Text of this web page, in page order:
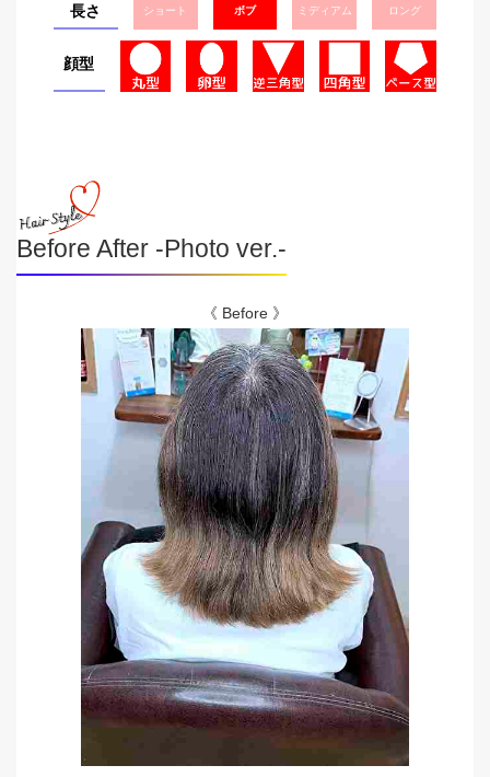
長さ ショート ボブ ミディアム ロング
顔型
Before After -Photo ver.-
《 Before 》